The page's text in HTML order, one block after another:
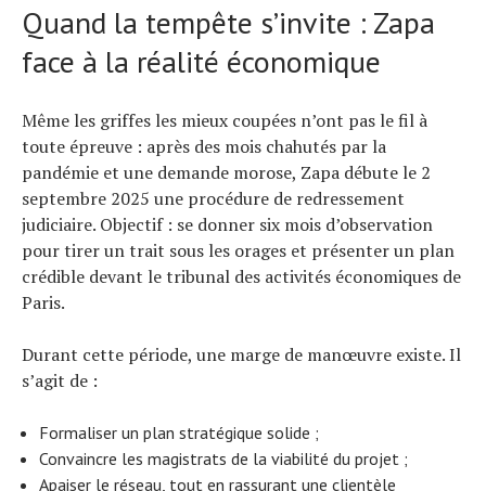
Quand la tempête s’invite : Zapa
face à la réalité économique
Même les griffes les mieux coupées n’ont pas le fil à
toute épreuve : après des mois chahutés par la
pandémie et une demande morose, Zapa débute le 2
septembre 2025 une procédure de redressement
judiciaire. Objectif : se donner six mois d’observation
pour tirer un trait sous les orages et présenter un plan
crédible devant le tribunal des activités économiques de
Paris.
Durant cette période, une marge de manœuvre existe. Il
s’agit de :
Formaliser un plan stratégique solide ;
Convaincre les magistrats de la viabilité du projet ;
Apaiser le réseau, tout en rassurant une clientèle